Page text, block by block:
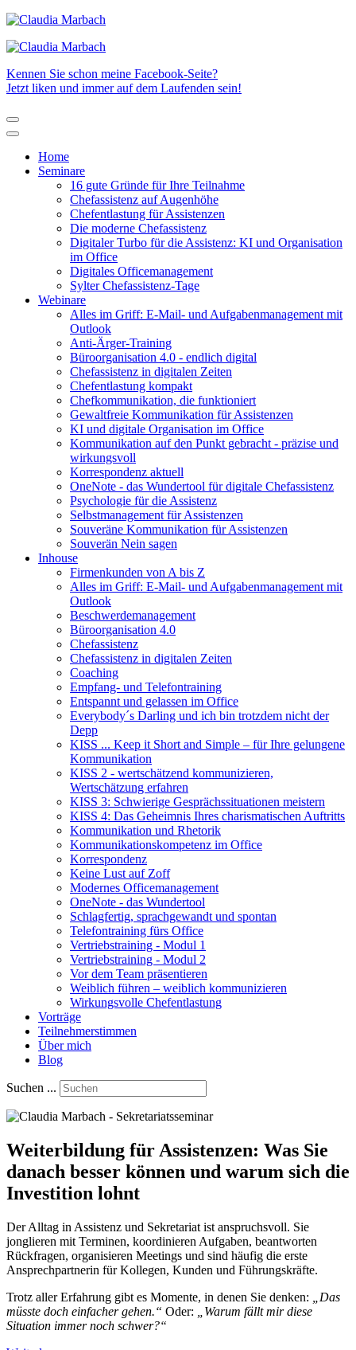
Kennen Sie schon meine Facebook-Seite?
Jetzt liken und immer auf dem Laufenden sein!
Home
Seminare
16 gute Gründe für Ihre Teilnahme
Chefassistenz auf Augenhöhe
Chefentlastung für Assistenzen
Die moderne Chefassistenz
Digitaler Turbo für die Assistenz: KI und Organisation
im Office
Digitales Officemanagement
Sylter Chefassistenz-Tage
Webinare
Alles im Griff: E-Mail- und Aufgabenmanagement mit
Outlook
Anti-Ärger-Training
Büroorganisation 4.0 - endlich digital
Chefassistenz in digitalen Zeiten
Chefentlastung kompakt
Chefkommunikation, die funktioniert
Gewaltfreie Kommunikation für Assistenzen
KI und digitale Organisation im Office
Kommunikation auf den Punkt gebracht - präzise und
wirkungsvoll
Korrespondenz aktuell
OneNote - das Wundertool für digitale Chefassistenz
Psychologie für die Assistenz
Selbstmanagement für Assistenzen
Souveräne Kommunikation für Assistenzen
Souverän Nein sagen
Inhouse
Firmenkunden von A bis Z
Alles im Griff: E-Mail- und Aufgabenmanagement mit
Outlook
Beschwerdemanagement
Büroorganisation 4.0
Chefassistenz
Chefassistenz in digitalen Zeiten
Coaching
Empfang- und Telefontraining
Entspannt und gelassen im Office
Everybody´s Darling und ich bin trotzdem nicht der
Depp
KISS ... Keep it Short and Simple – für Ihre gelungene
Kommunikation
KISS 2 - wertschätzend kommunizieren,
Wertschätzung erfahren
KISS 3: Schwierige Gesprächssituationen meistern
KISS 4: Das Geheimnis Ihres charismatischen Auftritts
Kommunikation und Rhetorik
Kommunikationskompetenz im Office
Korrespondenz
Keine Lust auf Zoff
Modernes Officemanagement
OneNote - das Wundertool
Schlagfertig, sprachgewandt und spontan
Telefontraining fürs Office
Vertriebstraining - Modul 1
Vertriebstraining - Modul 2
Vor dem Team präsentieren
Weiblich führen – weiblich kommunizieren
Wirkungsvolle Chefentlastung
Vorträge
Teilnehmerstimmen
Über mich
Blog
Suchen ...
Weiterbildung für Assistenzen: Was Sie
danach besser können und warum sich die
Investition lohnt
Der Alltag in Assistenz und Sekretariat ist anspruchsvoll. Sie
jonglieren mit Terminen, koordinieren Aufgaben, beantworten
Rückfragen, organisieren Meetings und sind häufig die erste
Ansprechpartnerin für Kollegen, Kunden und Führungskräfte.
Trotz aller Erfahrung gibt es Momente, in denen Sie denken: „Das
müsste doch einfacher gehen.“ Oder:
„Warum fällt mir diese
Situation immer noch schwer?“